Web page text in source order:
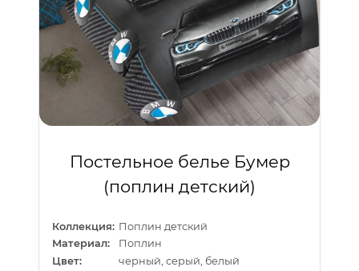
Постельное белье Бумер
(поплин детский)
Коллекция: Поплин детский
Материал:
Поплин
Цвет:
черный, серый, белый